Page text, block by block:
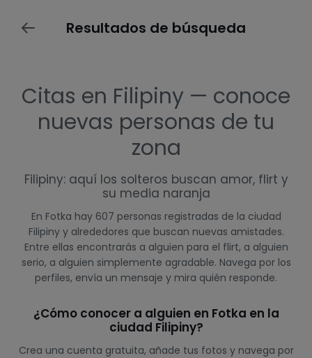
Resultados de búsqueda
Citas en Filipiny — conoce
nuevas personas de tu
zona
Filipiny: aquí los solteros buscan amor, flirt y
su media naranja
En Fotka hay 607 personas registradas de la ciudad
Filipiny y alrededores que buscan nuevas amistades.
Entre ellas encontrarás a alguien para el flirt, a alguien
serio, a alguien simplemente agradable. Navega por los
perfiles, envía un mensaje y mira quién responde.
¿Cómo conocer a alguien en Fotka en la
ciudad Filipiny?
Crea una cuenta gratuita, añade tus fotos y navega por